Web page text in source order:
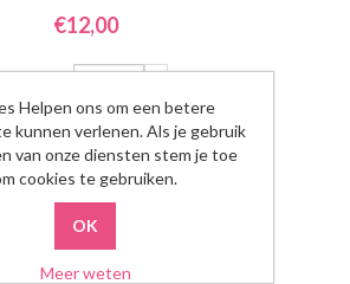
€12,00
Helpen ons om een betere
kunnen verlenen. Als je gebruik
van onze diensten stem je toe
cookies te gebruiken.
Meer weten